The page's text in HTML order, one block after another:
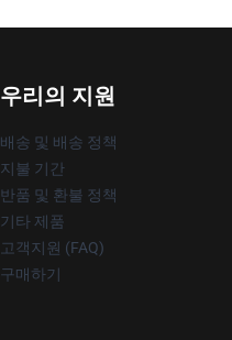
우리의 지원
배송 및 배송 정책
지불 기간
반품 및 환불 정책
기타 제품
고객지원 (FAQ)
구매하기